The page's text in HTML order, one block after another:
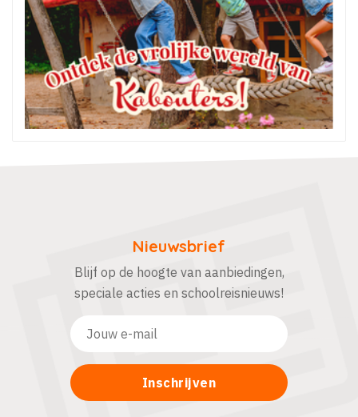
Nieuwsbrief
Blijf op de hoogte van aanbiedingen,
speciale acties en schoolreisnieuws!